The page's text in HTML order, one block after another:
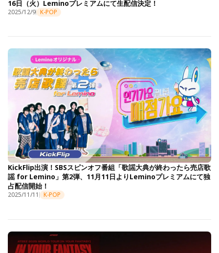
16日（火）Leminoプレミアムにて生配信決定！
2025/12/9 K-POP
KickFlip出演！SBSスピンオフ番組「歌謡大典が終わったら売店歌
謡 for Lemino」第2弾、11月11日よりLeminoプレミアムにて独
占配信開始！
2025/11/11 K-POP